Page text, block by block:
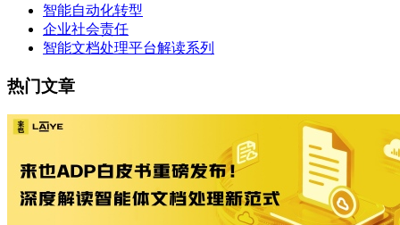
智能自动化转型
企业社会责任
智能文档处理平台解读系列
热门文章